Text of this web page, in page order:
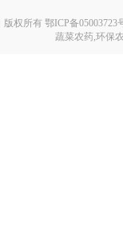
版权所有 鄂ICP备
蔬菜农药,环保